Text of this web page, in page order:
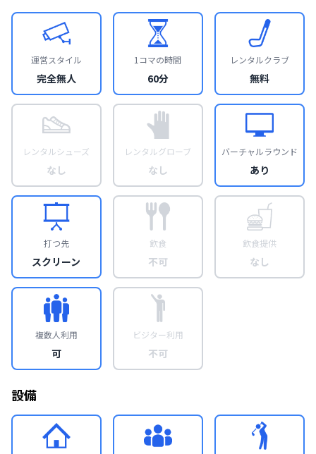
運営スタイル
完全無人
1コマの時間
60分
レンタルクラブ
無料
レンタルシューズ
なし
レンタルグローブ
なし
バーチャルラウンド
あり
打つ先
スクリーン
飲食
不可
飲食提供
なし
複数人利用
可
ビジター利用
不可
設備